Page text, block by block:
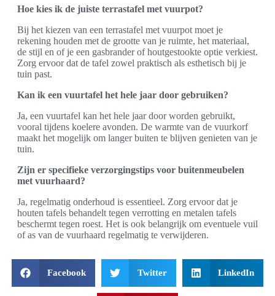
Hoe kies ik de juiste terrastafel met vuurpot?
Bij het kiezen van een terrastafel met vuurpot moet je
rekening houden met de grootte van je ruimte, het materiaal,
de stijl en of je een gasbrander of houtgestookte optie verkiest.
Zorg ervoor dat de tafel zowel praktisch als esthetisch bij je
tuin past.
Kan ik een vuurtafel het hele jaar door gebruiken?
Ja, een vuurtafel kan het hele jaar door worden gebruikt,
vooral tijdens koelere avonden. De warmte van de vuurkorf
maakt het mogelijk om langer buiten te blijven genieten van je
tuin.
Zijn er specifieke verzorgingstips voor buitenmeubelen
met vuurhaard?
Ja, regelmatig onderhoud is essentieel. Zorg ervoor dat je
houten tafels behandelt tegen verrotting en metalen tafels
beschermt tegen roest. Het is ook belangrijk om eventuele vuil
of as van de vuurhaard regelmatig te verwijderen.
Facebook Twitter LinkedIn